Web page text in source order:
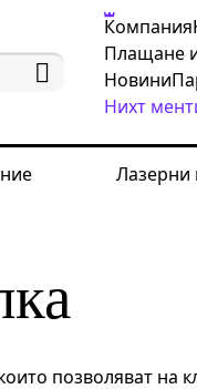
Компания
Плащане
Новини
Нихт
Лазерни
позволяват на